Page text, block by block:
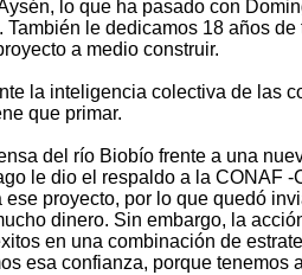
lo que ha pasado con
le dedicamos 18 años de
a medio construir.
la inteligencia colectiva de las
que primar.
del río Biobío frente a una
le dio el respaldo a la CONAF -
proyecto, por lo que quedó
dinero. Sin embargo, la
en una combinación de
esa confianza, porque tenemos